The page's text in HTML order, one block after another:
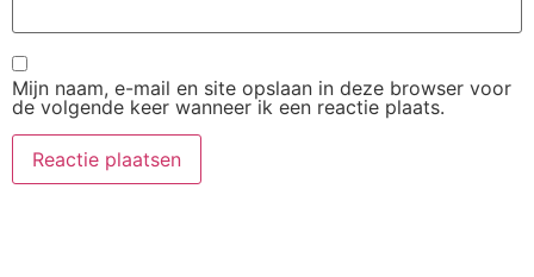
Mijn naam, e-mail en site opslaan in deze browser voor
de volgende keer wanneer ik een reactie plaats.